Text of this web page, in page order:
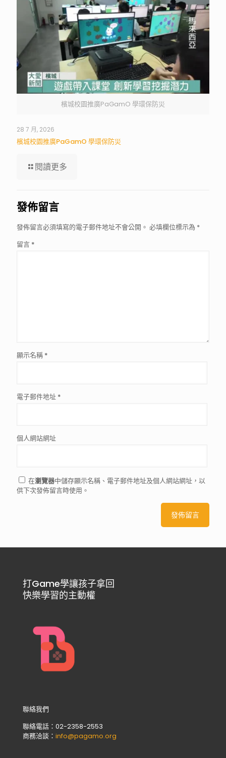
檳城校園推廣PaGamO 學環保防災
28 7 月, 2026
檳城校園推廣PaGamO 學環保防災
閱讀更多
發佈留言
發佈留言必須填寫的電子郵件地址不會公開。 必填欄位標示為 *
留言 *
顯示名稱 *
電子郵件地址 *
個人網站網址
在瀏覽器中儲存顯示名稱、電子郵件地址及個人網站網址，以
供下次發佈留言時使用。
打Game學讓孩子拿回
快樂學習的主動權
聯絡我們
聯絡電話：02-2358-2553
商務洽談： info@pagamo.org